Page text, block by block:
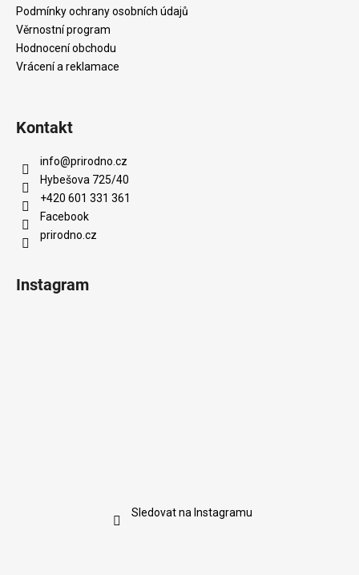
Podmínky ochrany osobních údajů
Věrnostní program
Hodnocení obchodu
Vrácení a reklamace
Kontakt
info@prirodno.cz
Hybešova 725/40
+420 601 331 361
Facebook
prirodno.cz
Instagram
Sledovat na Instagramu